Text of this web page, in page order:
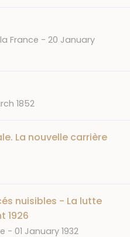
France DATE
20 January
1852
La nouvelle carrière
nuisibles - La lutte
1926
DATE
01 January 1932